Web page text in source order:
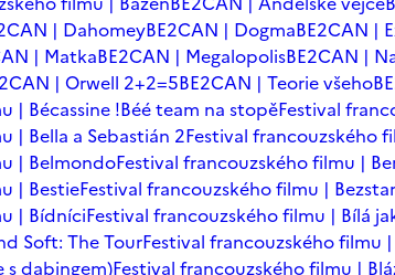
| DahomeyBE2CAN | DogmaBE2CAN |
| MatkaBE2CAN | MegalopolisBE2CAN |
| Orwell 2+2=5BE2CAN | Teorie všeho
| Bécassine !Béé team na stopěFestival
| Bella a Sebastián 2Festival francouzského
| BelmondoFestival francouzského filmu |
| BestieFestival francouzského filmu |
| BídníciFestival francouzského filmu | Bílá
Soft: The TourFestival francouzského filmu
s dabingem)Festival francouzského filmu |